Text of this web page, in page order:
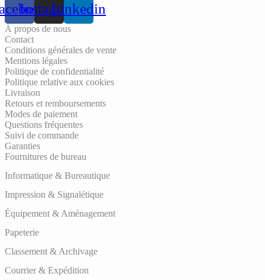
InstagramLinkedin
À propos de nous
Contact
Conditions générales de vente
Mentions légales
Politique de confidentialité
Politique relative aux cookies
Livraison
Retours et remboursements
Modes de paiement
Questions fréquentes
Suivi de commande
Garanties
Fournitures de bureau
Informatique & Bureautique
Impression & Signalétique
Équipement & Aménagement
Papeterie
Classement & Archivage
Courrier & Expédition